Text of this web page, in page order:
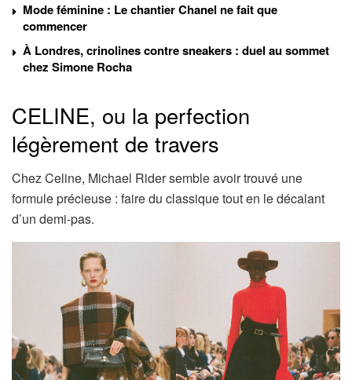
Mode féminine : Le chantier Chanel ne fait que
commencer
À Londres, crinolines contre sneakers : duel au sommet
chez Simone Rocha
CELINE, ou la perfection
légèrement de travers
Chez Celine, Michael Rider semble avoir trouvé une
formule précieuse : faire du classique tout en le décalant
d’un demi-pas.